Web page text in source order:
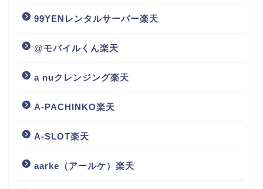
99YENレンタルサーバー楽天
@モバイルくん楽天
a nuクレンジング楽天
A-PACHINKO楽天
A-SLOT楽天
aarke（アールケ）楽天